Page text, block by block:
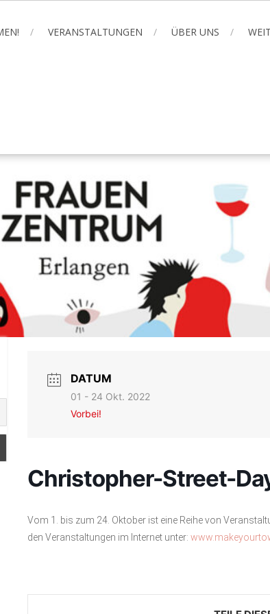
VERANSTALTUNGEN ÜBER UNS
DATUM
01 - 24 Okt. 2022
Vorbei!
Christopher-Street-
Vom 1. bis zum 24. Oktober ist eine Reihe von
den Veranstaltungen im Internet unter: